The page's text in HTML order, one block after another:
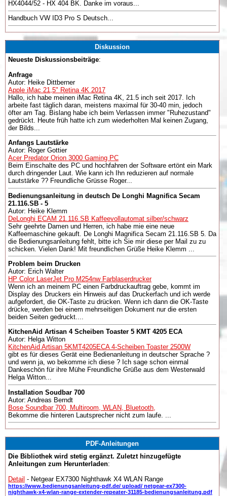
HX4044/52 - HX 404 BK. Danke im voraus...
Handbuch VW ID3 Pro S Deutsch...
Diskussion
Neueste Diskussionsbeiträge:
Anfrage
Autor: Heike Dittberner
Apple iMac 21,5" Retina 4K 2017
Hallo, ich habe meinen iMac Retina 4K, 21.5 inch seit 2017. Ich
arbeite fast täglich daran, meistens maximal für 30-40 min, jedoch
öfter am Tag. Bislang habe ich beim Verlassen immer "Ruhezustand"
gedrückt. Heute früh hatte ich zum wiederholten Mal keinen Zugang,
der Bilds...
Anfangs Lautstärke
Autor: Roger Gottier
Acer Predator Orion 3000 Gaming PC
Beim Einschalte des PC und hochfahren der Software ertönt ein Mark
durch dringender Laut. Wie kann ich Ihn reduzieren auf normale
Lautstärke ?? Freundliche Grüsse Roger...
Bedienungsanleitung in deutsch De Longhi Magnifica Secam
21.116.SB - 5
Autor: Heike Klemm
DeLonghi ECAM 21.116.SB Kaffeevollautomat silber/schwarz
Sehr geehrte Damen und Herren, ich habe mie eine neue
Kaffeemaschine gekauft. De Longhi Magnifica Secam 21.116.SB 5. Da
die Bedienungsanleitung fehlt, bitte ich Sie mir diese per Mail zu zu
schicken. Vielen Dank! Mit freundlichen Grüße Heike Klemm ...
Problem beim Drucken
Autor: Erich Walter
HP Color LaserJet Pro M254nw Farblaserdrucker
Wenn ich an meinem PC einen Farbdruckauftrag gebe, kommt im
Display des Druckers ein Hinweis auf das Druckerfach und ich werde
aufgefordert, die OK-Taste zu drücken. Wenn ich dann die OK-Taste
drücke, werden bei einem mehrseitigen Dokument nur die ersten
beiden Seiten gedruckt....
KitchenAid Artisan 4 Scheiben Toaster 5 KMT 4205 ECA
Autor: Helga Witton
KitchenAid Artisan 5KMT4205ECA 4-Scheiben Toaster 2500W
gibt es für dieses Gerät eine Bedienanleitung in deutscher Sprache ?
und wenn ja, wo bekomme ich diese ? Ich sage schon einmal
Dankeschön für ihre Mühe Freundliche Grüße aus dem Westerwald
Helga Witton...
Installation Soudbar 700
Autor: Andreas Berndt
Bose Soundbar 700, Multiroom, WLAN, Bluetooth,
Bekomme die hinteren Lautsprecher nicht zum laufe. ...
PDF-Anleitungen
Die Bibliothek wird stetig ergänzt. Zuletzt hinzugefügte
Anleitungen zum Herunterladen:
Detail - Netgear EX7300 Nighthawk X4 WLAN Range
https://www.bedienungsanleitung-pdf.de/ upload/ netgear-ex7300-
nighthawk-x4-wlan-range-extender-repeater-31185-bedienungsanleitung.pdf